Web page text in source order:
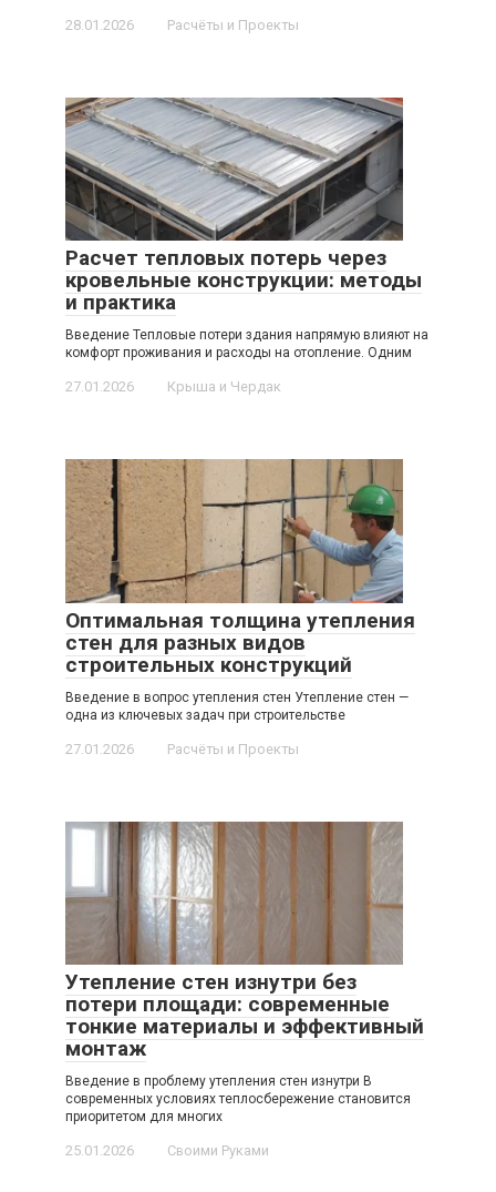
28.01.2026 Расчёты и Проекты
Расчет тепловых потерь через
кровельные конструкции: методы
и практика
Введение Тепловые потери здания напрямую влияют на
комфорт проживания и расходы на отопление. Одним
27.01.2026 Крыша и Чердак
Оптимальная толщина утепления
стен для разных видов
строительных конструкций
Введение в вопрос утепления стен Утепление стен —
одна из ключевых задач при строительстве
27.01.2026 Расчёты и Проекты
Утепление стен изнутри без
потери площади: современные
тонкие материалы и эффективный
монтаж
Введение в проблему утепления стен изнутри В
современных условиях теплосбережение становится
приоритетом для многих
25.01.2026 Своими Руками